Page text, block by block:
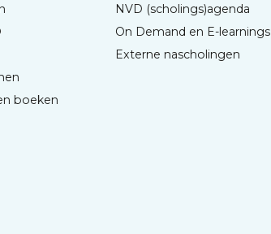
boeken
NVD (scholings)agenda
On Demand en E-learnings
Externe nascholingen